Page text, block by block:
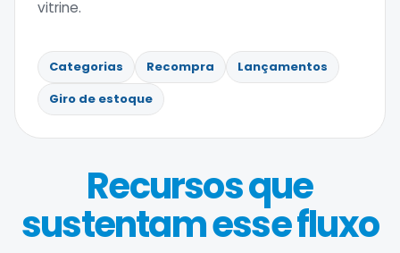
vitrine.
Categorias Recompra
Lançamentos
Giro de estoque
Recursos que
sustentam esse fluxo